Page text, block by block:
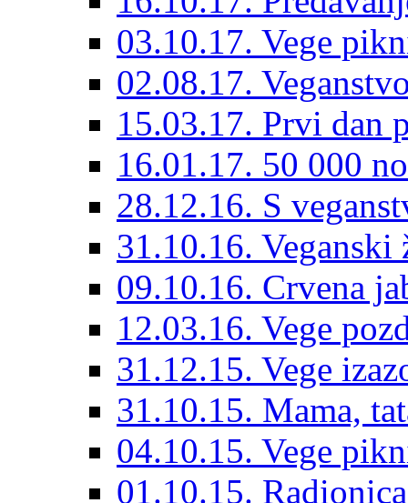
03.10.17. Vege
02.08.17.
15.03.17. Prvi dan
16.01.17. 50 000
28.12.16. S
31.10.16. Veganski
09.10.16. Crvena
12.03.16. Vege
31.12.15. Vege
31.10.15. Mama,
04.10.15. Vege
01.10.15.